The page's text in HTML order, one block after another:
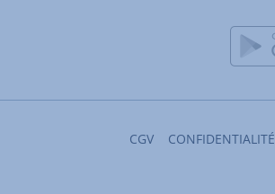
CGV CONFIDENTIALITÉ